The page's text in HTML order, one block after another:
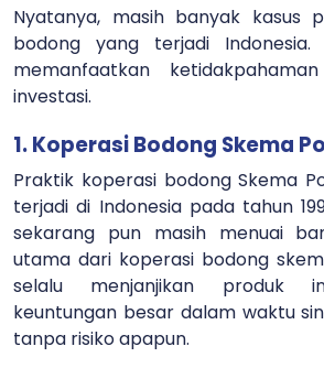
Nyatanya, masih banyak kasus
bodong yang terjadi
memanfaatkan
investasi.
1. Koperasi Bodong Skema
Praktik koperasi bodong Skema
terjadi di Indonesia pada tahun
sekarang pun masih menuai
utama dari koperasi bodong
selalu menjanjikan produk
keuntungan besar dalam waktu
tanpa risiko apapun.